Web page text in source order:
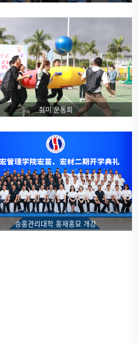
취미 운동회
승홍관리대학 홍재홍묘 개강